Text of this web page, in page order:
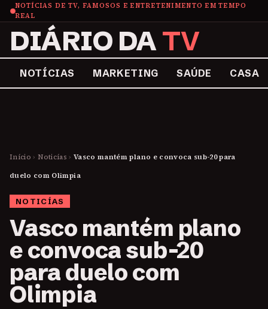
NOTÍCIAS DE TV, FAMOSOS E ENTRETENIMENTO EM TEMPO
REAL
DIÁRIO DATV
NOTÍCIAS MARKETING SAÚDE CASA
Início › Noticías › Vasco mantém plano e convoca sub-20 para
duelo com Olimpia
NOTICÍAS
Vasco mantém plano
e convoca sub-20
para duelo com
Olimpia